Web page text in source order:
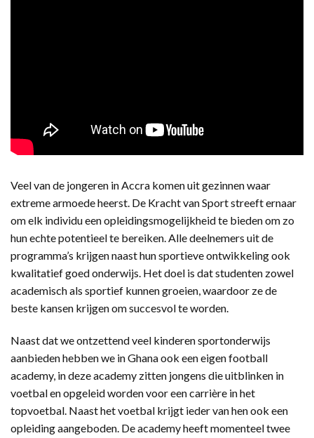
Veel van de jongeren in Accra komen uit gezinnen waar
extreme armoede heerst. De Kracht van Sport streeft ernaar
om elk individu een opleidingsmogelijkheid te bieden om zo
hun echte potentieel te bereiken. Alle deelnemers uit de
programma’s krijgen naast hun sportieve ontwikkeling ook
kwalitatief goed onderwijs. Het doel is dat studenten zowel
academisch als sportief kunnen groeien, waardoor ze de
beste kansen krijgen om succesvol te worden.
Naast dat we ontzettend veel kinderen sportonderwijs
aanbieden hebben we in Ghana ook een eigen football
academy, in deze academy zitten jongens die uitblinken in
voetbal en opgeleid worden voor een carrière in het
topvoetbal. Naast het voetbal krijgt ieder van hen ook een
opleiding aangeboden. De academy heeft momenteel twee